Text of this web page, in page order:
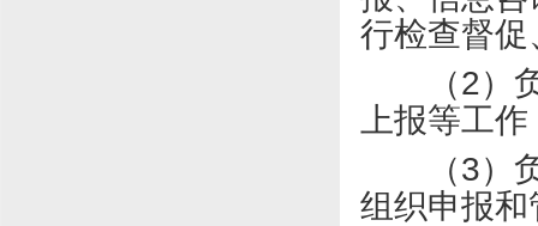
行检查督
（2）
上报等工
（3）
组织申报